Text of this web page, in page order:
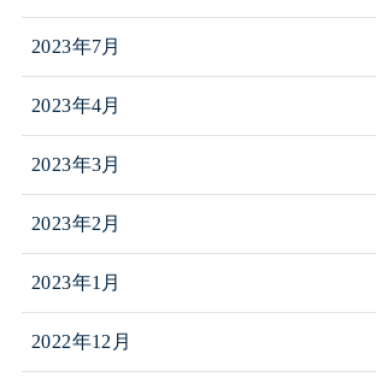
2023年7月
2023年4月
2023年3月
2023年2月
2023年1月
2022年12月